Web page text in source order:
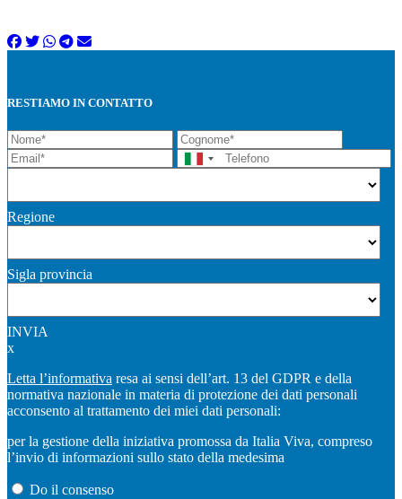
RESTIAMO IN CONTATTO
Regione
Sigla provincia
INVIA
x
Letta l’informativa resa ai sensi dell’art. 13 del GDPR e della
normativa nazionale in materia di protezione dei dati personali
acconsento al trattamento dei miei dati personali:
per la gestione della iniziativa promossa da Italia Viva, compreso
l’invio di informazioni sullo stato della medesima
Do il consenso